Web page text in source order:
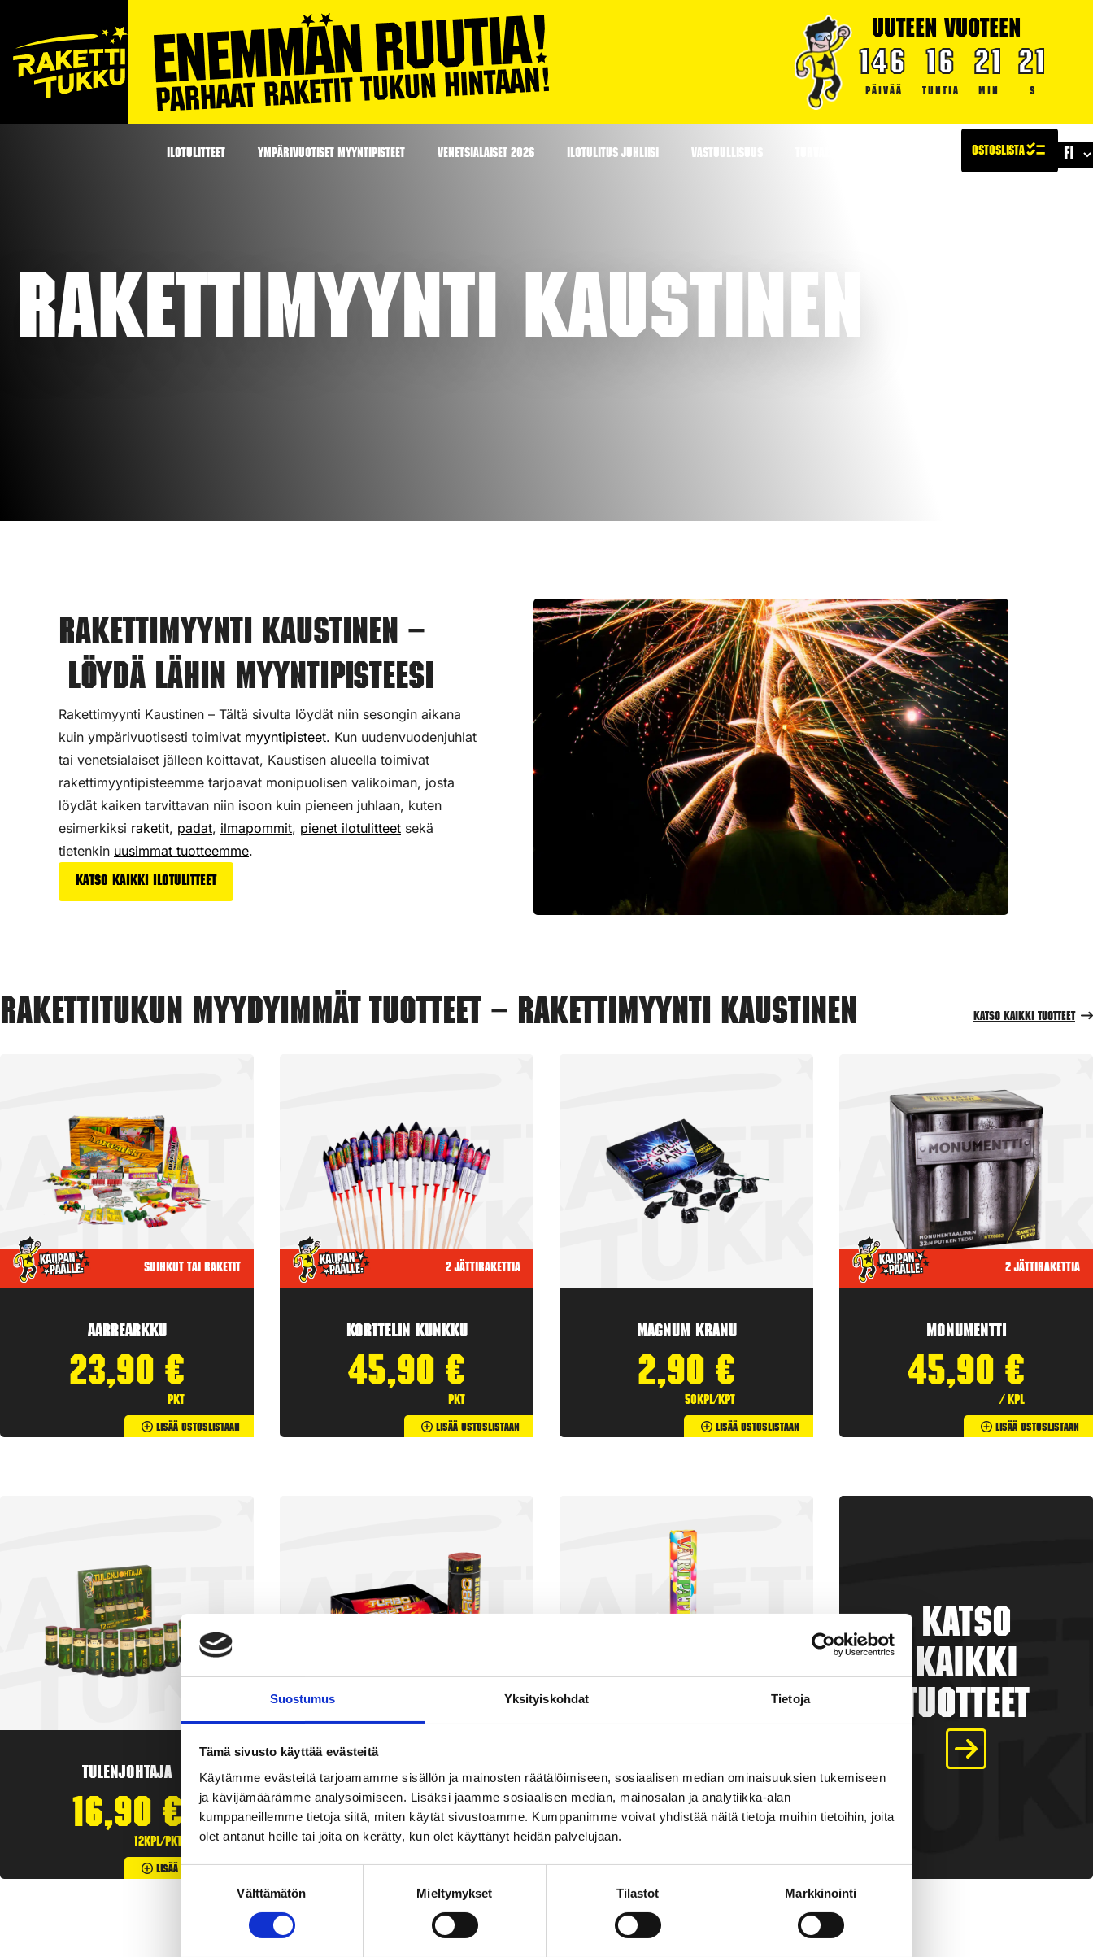
Suostumus Yksityiskohdat Tietoja
Tämä sivusto käyttää evästeitä
Käytämme evästeitä tarjoamamme sisällön ja mainosten räätälöimiseen, sosiaalisen median ominaisuuksien tukemiseen
ja kävijämäärämme analysoimiseen. Lisäksi jaamme sosiaalisen median, mainosalan ja analytiikka-alan
kumppaneillemme tietoja siitä, miten käytät sivustoamme. Kumppanimme voivat yhdistää näitä tietoja muihin tietoihin, joita
olet antanut heille tai joita on kerätty, kun olet käyttänyt heidän palvelujaan.
Välttämätön Mieltymykset Tilastot Markkinointi
UUTEEN VUOTEEN
146
PÄIVÄÄ
16
TUNTIA
21
MIN
20
S
ILOTULITTEET YMPÄRIVUOTISET MYYNTIPISTEET VENETSIALAISET 2026 ILOTULITUS JUHLIISI VASTUULLISUUS
Rakettimyynti Kaustinen
Rakettimyynti Kaustinen –
Löydä lähin myyntipisteesi
Rakettimyynti Kaustinen – Tältä sivulta löydät niin sesongin aikana
kuin ympärivuotisesti toimivat myyntipisteet. Kun uudenvuodenjuhlat
tai venetsialaiset jälleen koittavat, Kaustisen alueella toimivat
rakettimyyntipisteemme tarjoavat monipuolisen valikoiman, josta
löydät kaiken tarvittavan niin isoon kuin pieneen juhlaan, kuten
esimerkiksi raketit, padat, ilmapommit, pienet ilotulitteet sekä
tietenkin uusimmat tuotteemme.
Katso kaikki ilotulitteet
Rakettitukun myydyimmät tuotteet – Rakettimyynti Kaustinen Katso kaikki tuotteet
Suihkut tai raketit
Aarrearkku
23,90 €
pkt
Lisää Ostoslistaan
2 jättirakettia
Korttelin kunkku
45,90 €
pkt
Lisää Ostoslistaan
Magnum Kranu
2,90 €
50kpl/kpt
Lisää Ostoslistaan
2 jättirakettia
Monumentti
45,90 €
/ kpl
Lisää Ostoslistaan
Tulenjohtaja
16,90 €
12kpl/pkt
Lisää Ostoslistaan
Turbo Thunder
1,90€
3kpl/pkt
Väripatruuna
5,90€
Katso
kaikki
tuotteet